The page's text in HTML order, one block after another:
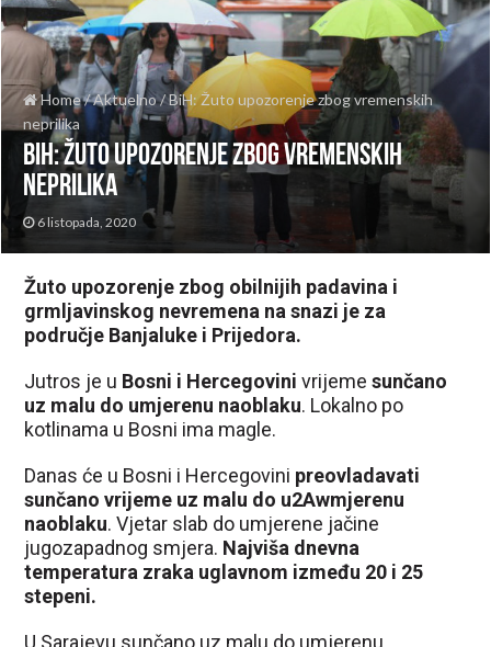
Home/Aktuelno/BiH: Žuto upozorenje zbog vremenskih
neprilika
BiH: Žuto upozorenje zbog vremenskih
neprilika
6 listopada, 2020
Žuto upozorenje zbog obilnijih padavina i
grmljavinskog nevremena na snazi je za
područje Banjaluke i Prijedora.
Jutros je u Bosni i Hercegovini vrijeme sunčano
uz malu do umjerenu naoblaku. Lokalno po
kotlinama u Bosni ima magle.
Danas će u Bosni i Hercegovini preovladavati
sunčano vrijeme uz malu do u2Awmjerenu
naoblaku. Vjetar slab do umjerene jačine
jugozapadnog smjera. Najviša dnevna
temperatura zraka uglavnom između 20 i 25
stepeni.
U Sarajevu sunčano uz malu do umjerenu